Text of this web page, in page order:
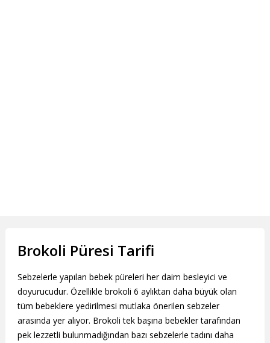
Brokoli Püresi Tarifi
Sebzelerle yapılan bebek püreleri her daim besleyici ve
doyurucudur. Özellikle brokoli 6 aylıktan daha büyük olan
tüm bebeklere yedirilmesi mutlaka önerilen sebzeler
arasında yer alıyor. Brokoli tek başına bebekler tarafından
pek lezzetli bulunmadığından bazı sebzelerle tadını daha